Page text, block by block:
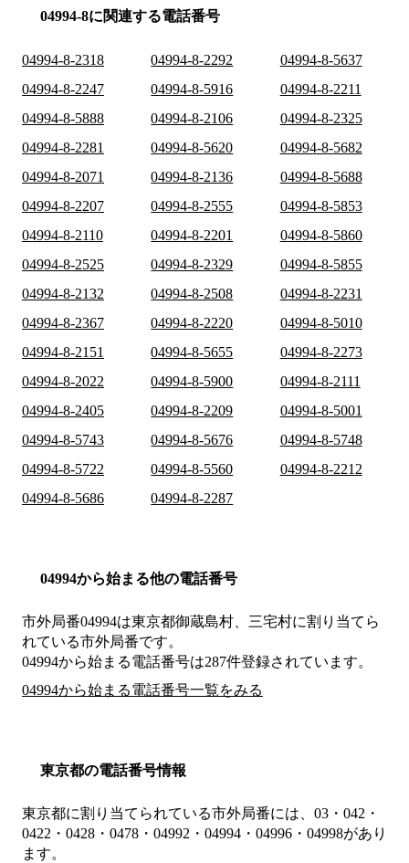
04994-8に関連する電話番号
04994-8-2318 04994-8-2292
04994-8-5637
04994-8-2247
04994-8-5916
04994-8-2211
04994-8-5888
04994-8-2106
04994-8-2325
04994-8-2281
04994-8-5620
04994-8-5682
04994-8-2071
04994-8-2136
04994-8-5688
04994-8-2207
04994-8-2555
04994-8-5853
04994-8-2110
04994-8-2201
04994-8-5860
04994-8-2525
04994-8-2329
04994-8-5855
04994-8-2132
04994-8-2508
04994-8-2231
04994-8-2367
04994-8-2220
04994-8-5010
04994-8-2151
04994-8-5655
04994-8-2273
04994-8-2022
04994-8-5900
04994-8-2111
04994-8-2405
04994-8-2209
04994-8-5001
04994-8-5743
04994-8-5676
04994-8-5748
04994-8-5722
04994-8-5560
04994-8-2212
04994-8-5686
04994-8-2287
04994から始まる他の電話番号
市外局番04994は東京都御蔵島村、三宅村に割り当てら
れている市外局番です。
04994から始まる電話番号は287件登録されています。
04994から始まる電話番号一覧をみる
東京都の電話番号情報
東京都に割り当てられている市外局番には、03・042・
0422・0428・0478・04992・04994・04996・04998があり
ます。